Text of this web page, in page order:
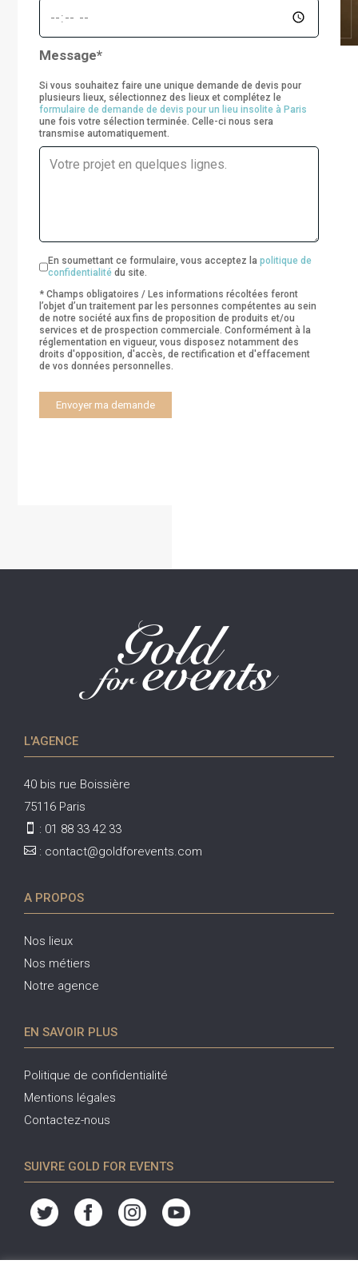
Message*
Si vous souhaitez faire une unique demande de devis pour
plusieurs lieux, sélectionnez des lieux et complétez le
formulaire de demande de devis pour un lieu insolite à Paris
une fois votre sélection terminée. Celle-ci nous sera
transmise automatiquement.
En soumettant ce formulaire, vous acceptez lapolitique de
confidentialité du site.
* Champs obligatoires / Les informations récoltées feront
l’objet d’un traitement par les personnes compétentes au sein
de notre société aux fins de proposition de produits et/ou
services et de prospection commerciale. Conformément à la
réglementation en vigueur, vous disposez notamment des
droits d'opposition, d'accès, de rectification et d'effacement
de vos données personnelles.
a
L'AGENCE
40 bis rue Boissière
75116 Paris
 : 01 88 33 42 33
 : contact@goldforevents.com
A PROPOS
Nos lieux
Nos métiers
Notre agence
EN SAVOIR PLUS
Politique de confidentialité
Mentions légales
Contactez-nous
SUIVRE GOLD FOR EVENTS